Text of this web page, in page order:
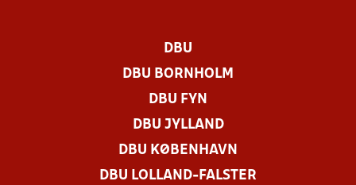
DBU
DBU BORNHOLM
DBU FYN
DBU JYLLAND
DBU KØBENHAVN
DBU LOLLAND-FALSTER